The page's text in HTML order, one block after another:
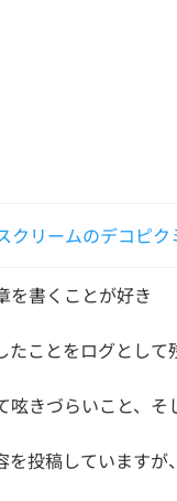
クリームのデコピ
を書くことが好き
たことをログとし
呟きづらいこと、
を投稿しています